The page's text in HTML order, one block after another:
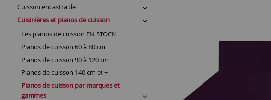
Cuisson encastrable
Cuisinières et pianos de cuisson
Les pianos de cuisson EN STOCK
Pianos de cuisson 60 à 80 cm
Pianos de cuisson 90 à 120 cm
Pianos de cuisson 140 cm et +
Pianos de cuisson par marques et
gammes